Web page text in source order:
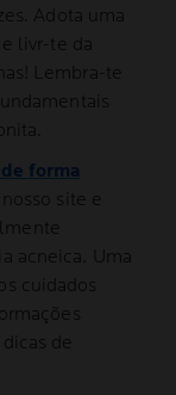
Adota uma
livr-te da
Lembra-te
forma
nosso site e
acneica. Uma
cuidados
de